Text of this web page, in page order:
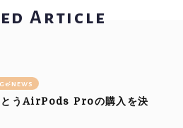
Article
うAirPods Proの購入を決